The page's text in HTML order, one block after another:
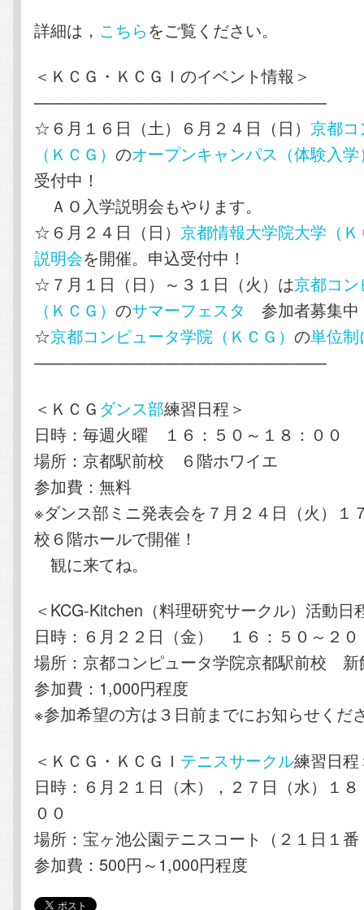
詳細は， こちらをご覧ください。
＜ＫＣＧ・ＫＣＧＩのイベント情報＞
——————————————————
☆６月１６日（土）６月２４日（日） 京都
（ＫＣＧ）のオープンキャンパス（体験入学
受付中！
ＡＯ入学説明会もやります。
☆６月２４日（日） 京都情報大学院大学（
説明会を開催。申込受付中！
☆７月１日（日）～３１日（火）は京都コ
（ＫＣＧ）のサマーフェスタ
参加者募集中
☆京都コンピュータ学院（ＫＣＧ）の単位
——————————————————
＜ＫＣＧ ダンス部練習日程＞
日時：毎週火曜 １６：５０～１８：００
場所：京都駅前校 ６階ホワイエ
参加費：無料
※ダンス部ミニ発表会を７月２４日（火）１
校６階ホールで開催！
観に来てね。
＜KCG-Kitchen（料理研究サークル）活動日
日時：６月２２日（金） １６：５０～２０
場所：京都コンピュータ学院京都駅前校 新
参加費：1,000円程度
※参加希望の方は３日前までにお知らせくだ
＜ＫＣＧ・ＫＣＧＩ テニスサークル練習日程
日時：６月２１日（木），２７日（水）１
００
場所：宝ヶ池公園テニスコート（２１日１
参加費：500円～1,000円程度